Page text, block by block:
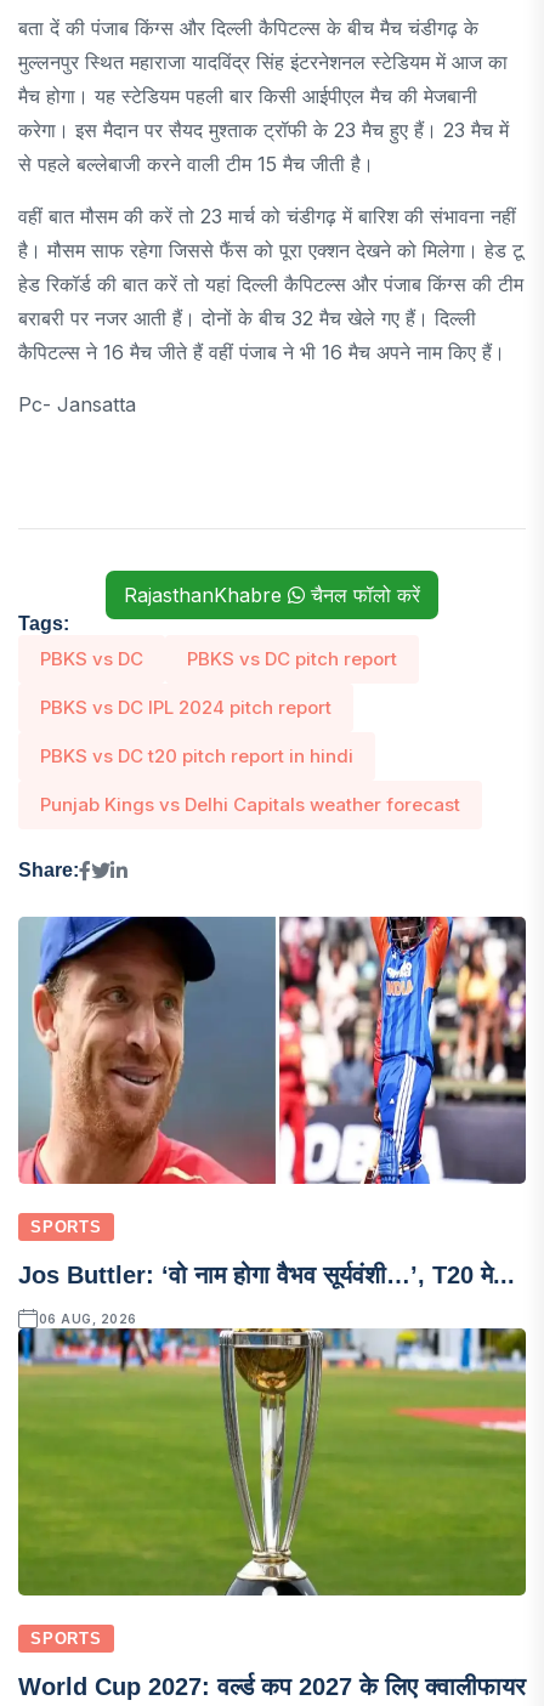
बता दें की पंजाब किंग्स और दिल्ली कैपिटल्स के बीच मैच चंडीगढ़ के
मुल्लनपुर स्थित महाराजा यादविंद्र सिंह इंटरनेशनल स्टेडियम में आज का
मैच होगा। यह स्टेडियम पहली बार किसी आईपीएल मैच की मेजबानी
करेगा। इस मैदान पर सैयद मुश्ताक ट्रॉफी के 23 मैच हुए हैं। 23 मैच में
से पहले बल्लेबाजी करने वाली टीम 15 मैच जीती है।
वहीं बात मौसम की करें तो 23 मार्च को चंडीगढ़ में बारिश की संभावना नहीं
है। मौसम साफ रहेगा जिससे फैंस को पूरा एक्शन देखने को मिलेगा। हेड टू
हेड रिकॉर्ड की बात करें तो यहां दिल्ली कैपिटल्स और पंजाब किंग्स की टीम
बराबरी पर नजर आती हैं। दोनों के बीच 32 मैच खेले गए हैं। दिल्ली
कैपिटल्स ने 16 मैच जीते हैं वहीं पंजाब ने भी 16 मैच अपने नाम किए हैं।
Pc- Jansatta
RajasthanKhabre चैनल फॉलो करें
Tags:
PBKS vs DC PBKS vs DC pitch report
PBKS vs DC IPL 2024 pitch report
PBKS vs DC t20 pitch report in hindi
Punjab Kings vs Delhi Capitals weather forecast
Share:
SPORTS
Jos Buttler: ‘वो नाम होगा वैभव सूर्यवंशी…’, T20 मे...
06 AUG, 2026
SPORTS
World Cup 2027: वर्ल्ड कप 2027 के लिए क्वालीफायर